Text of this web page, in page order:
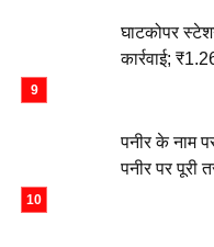
घाटकोपर
कार्रवाई;
पनीर के नाम
पनीर पर पूरी